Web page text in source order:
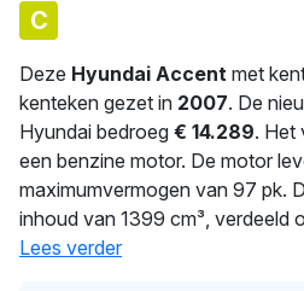
C
Deze Hyundai Accent met
kenteken gezet in 2007. De
Hyundai bedroeg € 14.289. Het
een benzine motor. De motor
maximumvermogen van 97 pk.
inhoud van 1399 cm³, verdeeld
gemiddeld verbruik bedraagt 6.2
Lees verder